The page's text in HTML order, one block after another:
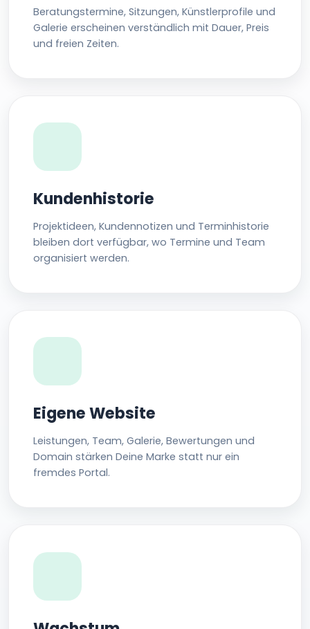
Beratungstermine, Sitzungen, Künstlerprofile und
Galerie erscheinen verständlich mit Dauer, Preis
und freien Zeiten.
Kundenhistorie
Projektideen, Kundennotizen und Terminhistorie
bleiben dort verfügbar, wo Termine und Team
organisiert werden.
Eigene Website
Leistungen, Team, Galerie, Bewertungen und
Domain stärken Deine Marke statt nur ein
fremdes Portal.